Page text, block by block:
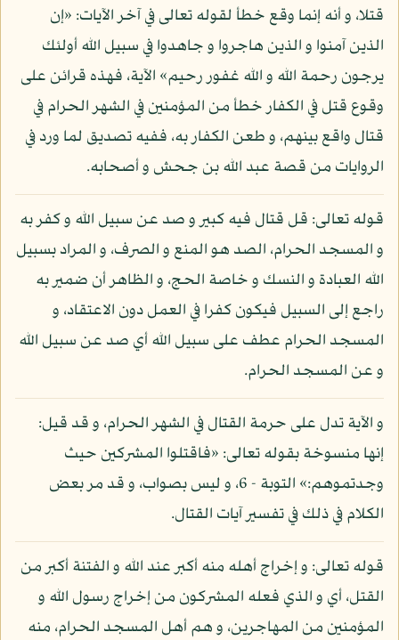
قتلا، و أنه إنما وقع خطأ لقوله تعالى في آخر الآيات: «إن
الذين آمنوا و الذين هاجروا و جاهدوا في سبيل الله أولئك
يرجون رحمة الله و الله غفور رحيم» الآية، فهذه قرائن على
وقوع قتل في الكفار خطأ من المؤمنين في الشهر الحرام في
قتال واقع بينهم، و طعن الكفار به، ففيه تصديق لما ورد في
الروايات من قصة عبد الله بن جحش و أصحابه.
قوله تعالى: قل قتال فيه كبير و صد عن سبيل الله و كفر به
و المسجد الحرام، الصد هو المنع و الصرف، و المراد بسبيل
الله العبادة و النسك و خاصة الحج، و الظاهر أن ضمير به
راجع إلى السبيل فيكون كفرا في العمل دون الاعتقاد، و
المسجد الحرام عطف على سبيل الله أي صد عن سبيل الله
و عن المسجد الحرام.
و الآية تدل على حرمة القتال في الشهر الحرام، و قد قيل:
إنها منسوخة بقوله تعالى: «فاقتلوا المشركين حيث
وجدتموهم:» التوبة - 6، و ليس بصواب، و قد مر بعض
الكلام في ذلك في تفسير آيات القتال.
قوله تعالى: و إخراج أهله منه أكبر عند الله و الفتنة أكبر من
القتل، أي و الذي فعله المشركون من إخراج رسول الله و
المؤمنين من المهاجرين، و هم أهل المسجد الحرام، منه